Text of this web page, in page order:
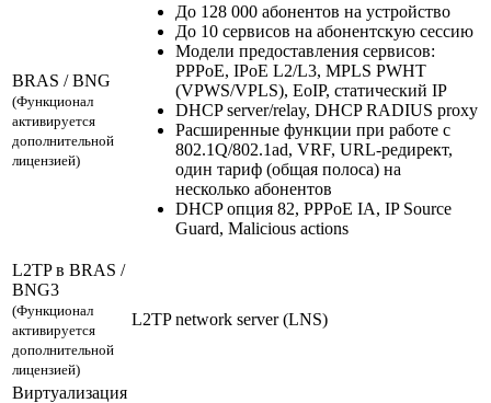
BRAS / BNG
(Функционал
активируется
дополнительной
лицензией)
До 128 000 абонентов на устройство
До 10 сервисов на абонентскую сессию
Модели предоставления сервисов:
PPPoE, IPoE L2/L3, MPLS PWHT
(VPWS/VPLS), EoIP, статический IP
DHCP server/relay, DHCP RADIUS proxy
Расширенные функции при работе с
802.1Q/802.1ad, VRF, URL-редирект,
один тариф (общая полоса) на
несколько абонентов
DHCP опция 82, PPPoE IA, IP Source
Guard, Malicious actions
L2TP в BRAS /
BNG3
(Функционал
активируется
дополнительной
лицензией)
L2TP network server (LNS)
Виртуализация